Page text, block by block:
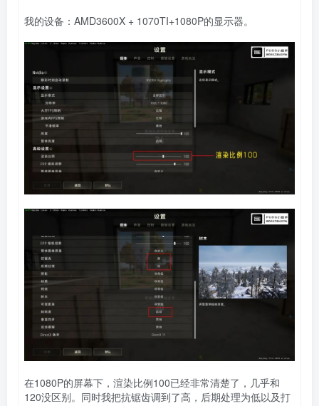
我的设备：AMD3600X + 1070TI+1080P的显示器。
在1080P的屏幕下，渲染比例100已经非常清楚了，几乎和
120没区别。同时我把抗锯齿调到了高，后期处理为低以及打